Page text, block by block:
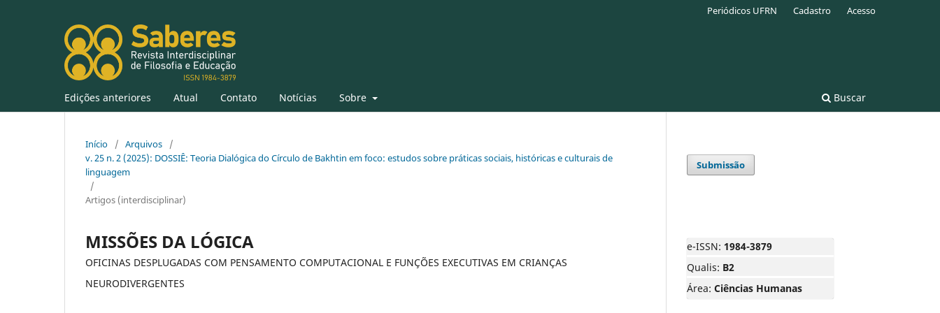
Edições anteriores Atual Contato Notícias Sobre Buscar
Periódicos UFRN Cadastro Acesso
Início / Arquivos
/
v. 25 n. 2 (2025): DOSSIÊ: Teoria Dialógica do Círculo de Bakhtin em foco: estudos sobre práticas sociais, históricas e culturais de
linguagem
/
Artigos (interdisciplinar)
MISSÕES DA LÓGICA
OFICINAS DESPLUGADAS COM PENSAMENTO COMPUTACIONAL E FUNÇÕES EXECUTIVAS EM CRIANÇAS
NEURODIVERGENTES
Submissão
e-ISSN: 1984-3879
Qualis: B2
Área: Ciências Humanas